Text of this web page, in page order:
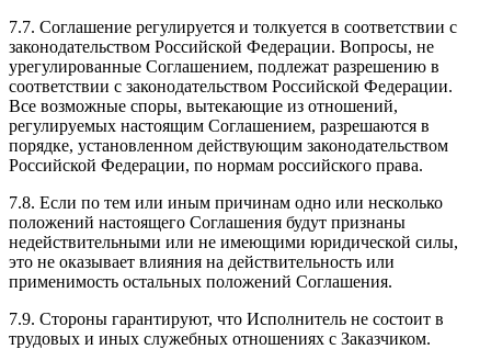
7.7. Соглашение регулируется и толкуется в соответствии с
законодательством Российской Федерации. Вопросы, не
урегулированные Соглашением, подлежат разрешению в
соответствии с законодательством Российской Федерации.
Все возможные споры, вытекающие из отношений,
регулируемых настоящим Соглашением, разрешаются в
порядке, установленном действующим законодательством
Российской Федерации, по нормам российского права.
7.8. Если по тем или иным причинам одно или несколько
положений настоящего Соглашения будут признаны
недействительными или не имеющими юридической силы,
это не оказывает влияния на действительность или
применимость остальных положений Соглашения.
7.9. Стороны гарантируют, что Исполнитель не состоит в
трудовых и иных служебных отношениях с Заказчиком.